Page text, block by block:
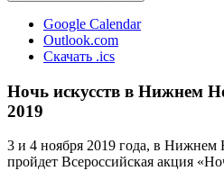
Google Calendar
Outlook.com
Скачать .ics
Ночь искусств в Нижнем
2019
3 и 4 ноября 2019 года, в Нижнем
пройдет Всероссийская акция